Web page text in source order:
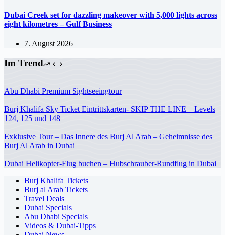
Dubai Creek set for dazzling makeover with 5,000 lights across
eight kilometres – Gulf Business
7. August 2026
Im Trend
Abu Dhabi Premium Sightseeingtour
Burj Khalifa Sky Ticket Eintrittskarten- SKIP THE LINE – Levels
124, 125 und 148
Exklusive Tour – Das Innere des Burj Al Arab – Geheimnisse des
Burj Al Arab in Dubai
Dubai Helikopter-Flug buchen – Hubschrauber-Rundflug in Dubai
Burj Khalifa Tickets
Burj al Arab Tickets
Travel Deals
Dubai Specials
Abu Dhabi Specials
Videos & Dubai-Tipps